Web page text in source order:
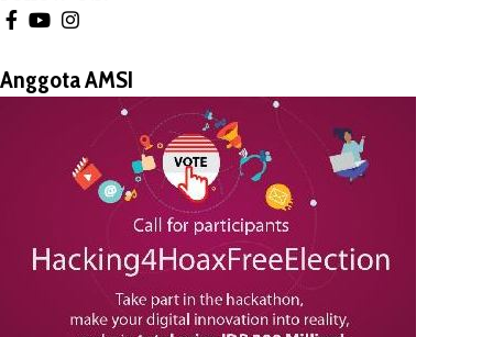
Anggota AMSI